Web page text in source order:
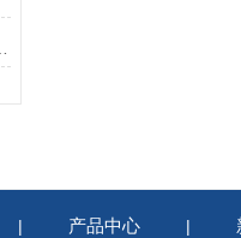
| 产品中心 |